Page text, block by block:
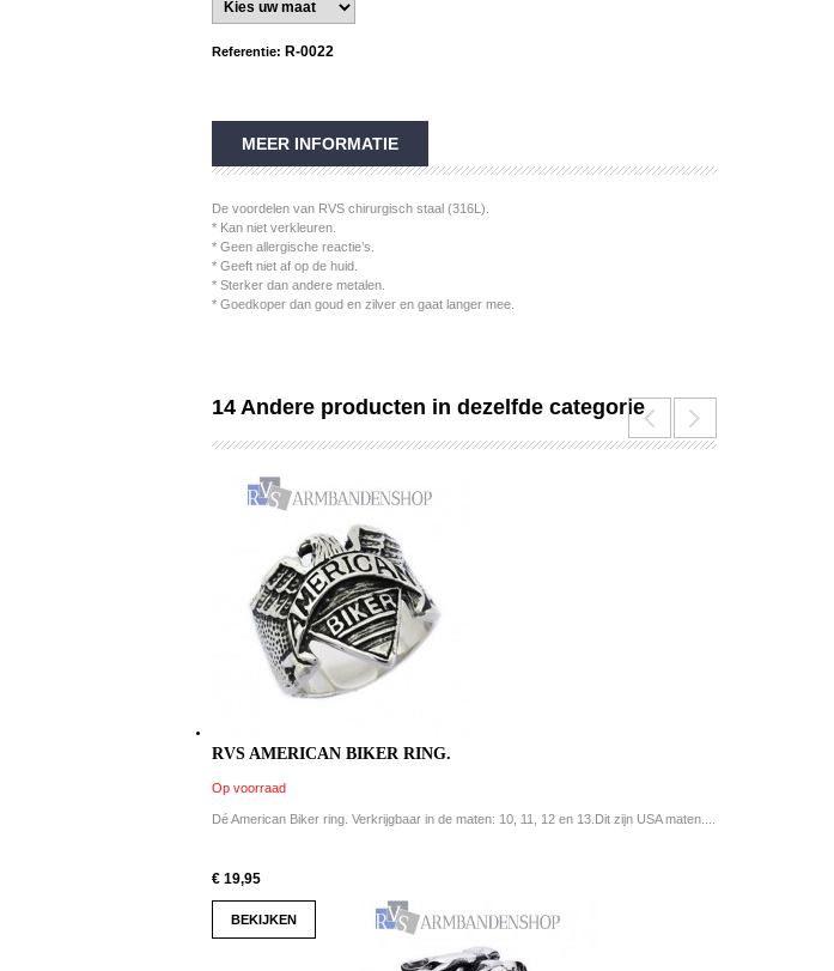
Referentie: R-0022
MEER INFORMATIE
De voordelen van RVS chirurgisch staal (316L).
* Kan niet verkleuren.
* Geen allergische reactie’s.
* Geeft niet af op de huid.
* Sterker dan andere metalen.
* Goedkoper dan goud en zilver en gaat langer mee.
14 Andere producten in dezelfde categorie
RVS AMERICAN BIKER RING.
Op voorraad
Dé American Biker ring. Verkrijgbaar in de maten: 10, 11, 12 en 13.Dit zijn USA maten....
€ 19,95
BEKIJKEN